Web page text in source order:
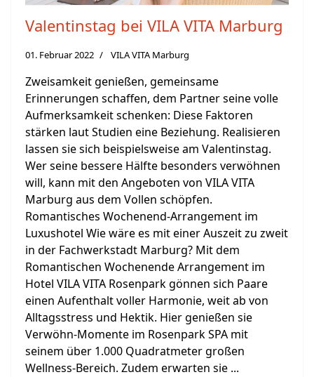
Valentinstag bei VILA VITA Marburg
01. Februar 2022 VILA VITA Marburg
Zweisamkeit genießen, gemeinsame
Erinnerungen schaffen, dem Partner seine volle
Aufmerksamkeit schenken: Diese Faktoren
stärken laut Studien eine Beziehung. Realisieren
lassen sie sich beispielsweise am Valentinstag.
Wer seine bessere Hälfte besonders verwöhnen
will, kann mit den Angeboten von VILA VITA
Marburg aus dem Vollen schöpfen.
Romantisches Wochenend-Arrangement im
Luxushotel Wie wäre es mit einer Auszeit zu zweit
in der Fachwerkstadt Marburg? Mit dem
Romantischen Wochenende Arrangement im
Hotel VILA VITA Rosenpark gönnen sich Paare
einen Aufenthalt voller Harmonie, weit ab von
Alltagsstress und Hektik. Hier genießen sie
Verwöhn-Momente im Rosenpark SPA mit
seinem über 1.000 Quadratmeter großen
Wellness-Bereich. Zudem erwarten sie ...